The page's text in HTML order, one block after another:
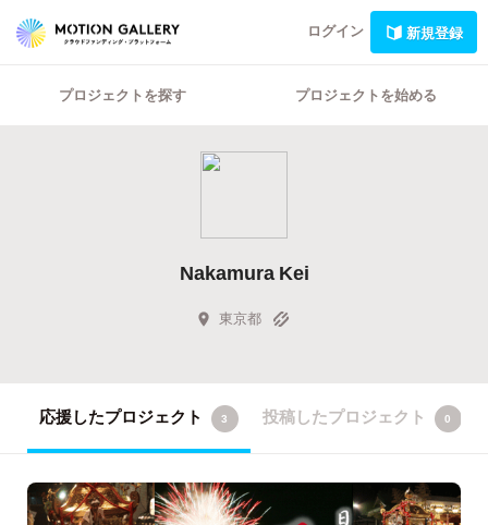
ログイン 新規登録
プロジェクトを探す プロジェクトを始める
Nakamura Kei
東京都
応援したプロジェクト 3 投稿したプロジェクト 0